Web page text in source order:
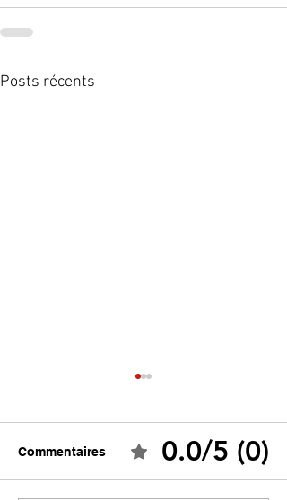
Posts récents
Commentaires 0.0/5 (0)